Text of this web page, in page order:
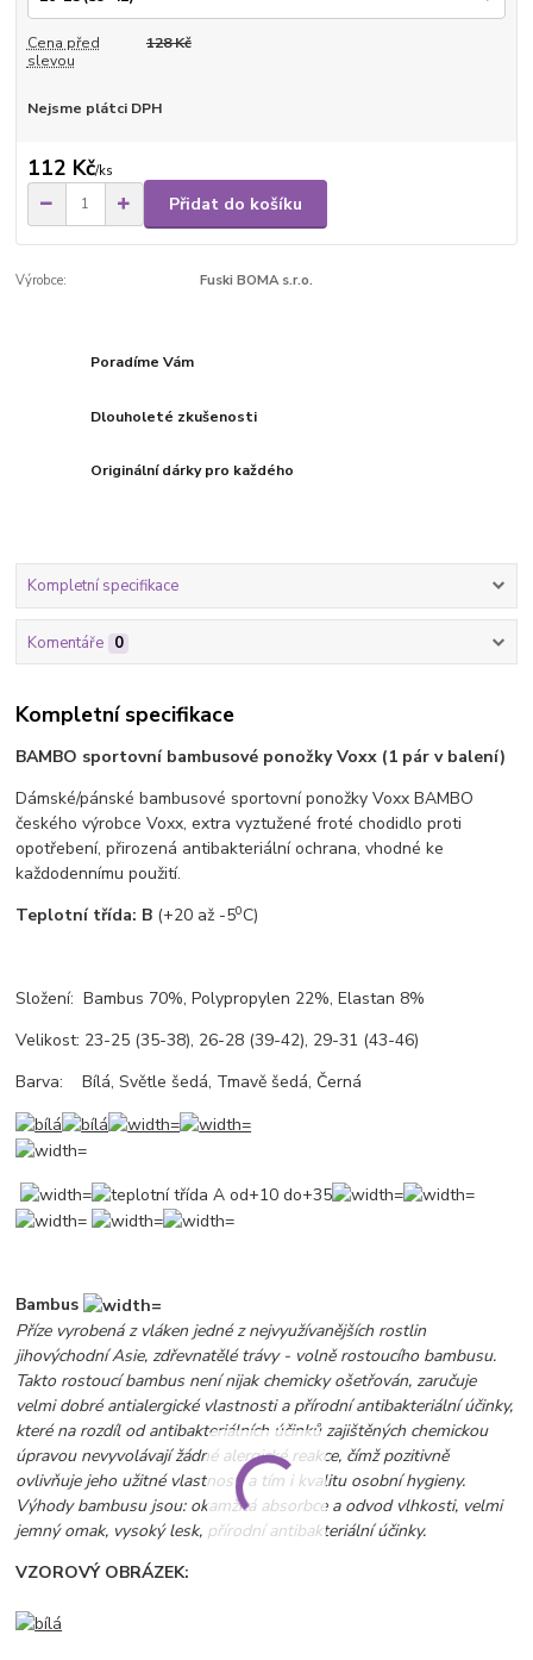
Cena před
slevou
128 Kč
Nejsme plátci DPH
112 Kč/ks
Přidat do košíku
Výrobce: Fuski BOMA s.r.o.
Poradíme Vám
Dlouholeté zkušenosti
Originální dárky pro každého
Kompletní specifikace
Komentáře 0
Kompletní specifikace
BAMBO sportovní bambusové ponožky Voxx (1 pár v balení)
Dámské/pánské bambusové sportovní ponožky Voxx BAMBO
českého výrobce Voxx, extra vyztužené froté chodidlo proti
opotřebení, přirozená antibakteriální ochrana, vhodné ke
každodennímu použití.
Teplotní třída: B (+20 až -50C)
Složení: Bambus 70%, Polypropylen 22%, Elastan 8%
Velikost: 23-25 (35-38), 26-28 (39-42), 29-31 (43-46)
Barva: Bílá, Světle šedá, Tmavě šedá, Černá
Bambus
Příze vyrobená z vláken jedné z nejvyužívanějších rostlin
jihovýchodní Asie, zdřevnatělé trávy - volně rostoucího bambusu.
Takto rostoucí bambus není nijak chemicky ošetřován, zaručuje
velmi dobré antialergické vlastnosti a přírodní antibakteriální účinky,
které na rozdíl od antibakteriálních účinků zajištěných chemickou
úpravou nevyvolávají žádné alergické reakce, čímž pozitivně
ovlivňuje jeho užitné vlastnosti a tím i kvalitu osobní hygieny.
Výhody bambusu jsou: okamžitá absorbce a odvod vlhkosti, velmi
jemný omak, vysoký lesk, přírodní antibakteriální účinky.
VZOROVÝ OBRÁZEK: